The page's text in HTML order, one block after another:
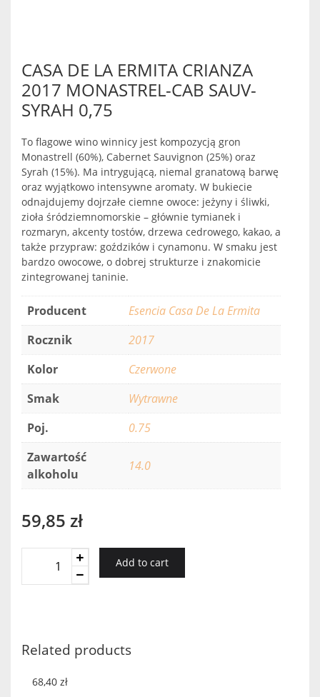
CASA DE LA ERMITA CRIANZA
2017 MONASTREL-CAB SAUV-
SYRAH 0,75
To flagowe wino winnicy jest kompozycją gron
Monastrell (60%), Cabernet Sauvignon (25%) oraz
Syrah (15%). Ma intrygującą, niemal granatową barwę
oraz wyjątkowo intensywne aromaty. W bukiecie
odnajdujemy dojrzałe ciemne owoce: jeżyny i śliwki,
zioła śródziemnomorskie – głównie tymianek i
rozmaryn, akcenty tostów, drzewa cedrowego, kakao, a
także przypraw: goździków i cynamonu. W smaku jest
bardzo owocowe, o dobrej strukturze i znakomicie
zintegrowanej taninie.
Producent
Esencia Casa De La Ermita
Rocznik
2017
Kolor
Czerwone
Smak
Wytrawne
Poj.
0.75
Zawartość
alkoholu
14.0
59,85 zł
2017
MONASTREL-
CAB
Add to cart
Related products
68,40 zł